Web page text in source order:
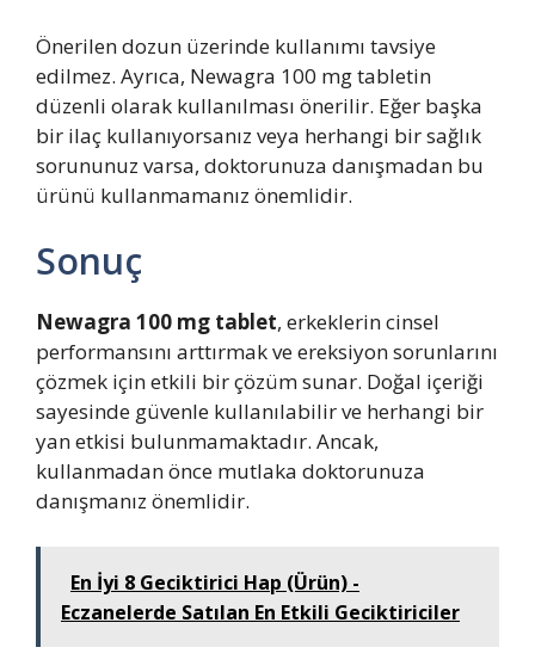
Önerilen dozun üzerinde kullanımı tavsiye
edilmez. Ayrıca, Newagra 100 mg tabletin
düzenli olarak kullanılması önerilir. Eğer başka
bir ilaç kullanıyorsanız veya herhangi bir sağlık
sorununuz varsa, doktorunuza danışmadan bu
ürünü kullanmamanız önemlidir.
Sonuç
Newagra 100 mg tablet, erkeklerin cinsel
performansını arttırmak ve ereksiyon sorunlarını
çözmek için etkili bir çözüm sunar. Doğal içeriği
sayesinde güvenle kullanılabilir ve herhangi bir
yan etkisi bulunmamaktadır. Ancak,
kullanmadan önce mutlaka doktorunuza
danışmanız önemlidir.
En İyi 8 Geciktirici Hap (Ürün) -
Eczanelerde Satılan En Etkili Geciktiriciler